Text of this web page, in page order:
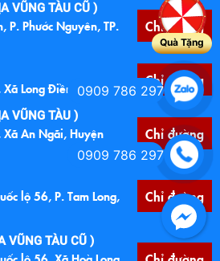
VŨNG TÀU CŨ )
P. Phước Nguyên, TP.
Chỉ đường
Long Điền, TP. HCM Chỉ đường
VŨNG TÀU )
An Ngãi, Huyện
Chỉ đường
lộ 56, P. Tam Long,
Chỉ đường
VŨNG TÀU CŨ )
Quà Tặng
0909 786 297
0909 786 297